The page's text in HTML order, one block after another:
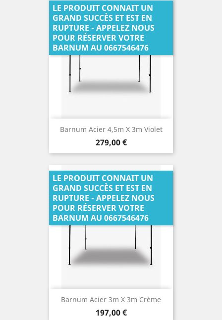
Barnum Acier 4,5m X 3m Violet
Prix
279,00 €
LE PRODUIT CONNAIT UN
GRAND SUCCÈS ET EST EN
RUPTURE - APPELEZ NOUS
POUR RÉSERVER VOTRE
BARNUM AU 0667546476
Barnum Acier 3m X 3m Crème
Prix
197,00 €
LE PRODUIT CONNAIT UN
GRAND SUCCÈS ET EST EN
RUPTURE - APPELEZ NOUS
POUR RÉSERVER VOTRE
BARNUM AU 0667546476